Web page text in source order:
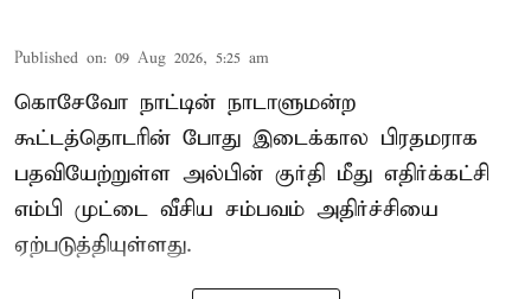
Published on: 09 Aug 2026, 5:25 am
கொசேவோ நாட்டின் நாடாளுமன்ற
கூட்டத்தொடரின் போது இடைக்கால பிரதமராக
பதவியேற்றுள்ள அல்பின் குர்தி மீது எதிர்க்கட்சி
எம்பி முட்டை வீசிய சம்பவம் அதிர்ச்சியை
ஏற்படுத்தியுள்ளது.